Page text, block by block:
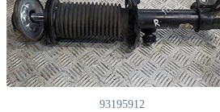
93195912